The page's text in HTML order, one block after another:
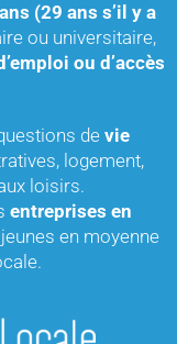
(29 ans s’il y a
ou universitaire,
ou d’accès
de vie
logement,
loisirs.
entreprises en
en moyenne